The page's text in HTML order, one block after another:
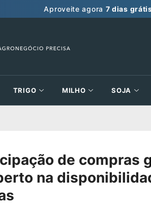
Aproveite agora 7 dias
TRIGO MILHO SOJA
de compras
na